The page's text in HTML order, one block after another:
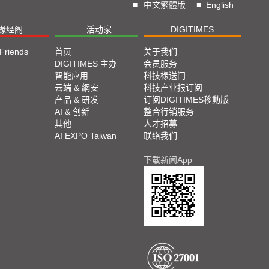
■ 中文繁體版 ■ English
经阁 活动家 DIGITIMES
首页
DIGITIMES 主办
智能应用
云端 & 網安
产品 & 研发
AI & 创新
其他
AI EXPO Taiwan
关于我们
会员服务
科技椽送门
科技产业报订阅
订阅DIGITIMES移動版
整合行销服务
人才招募
联络我们
下载新闻App